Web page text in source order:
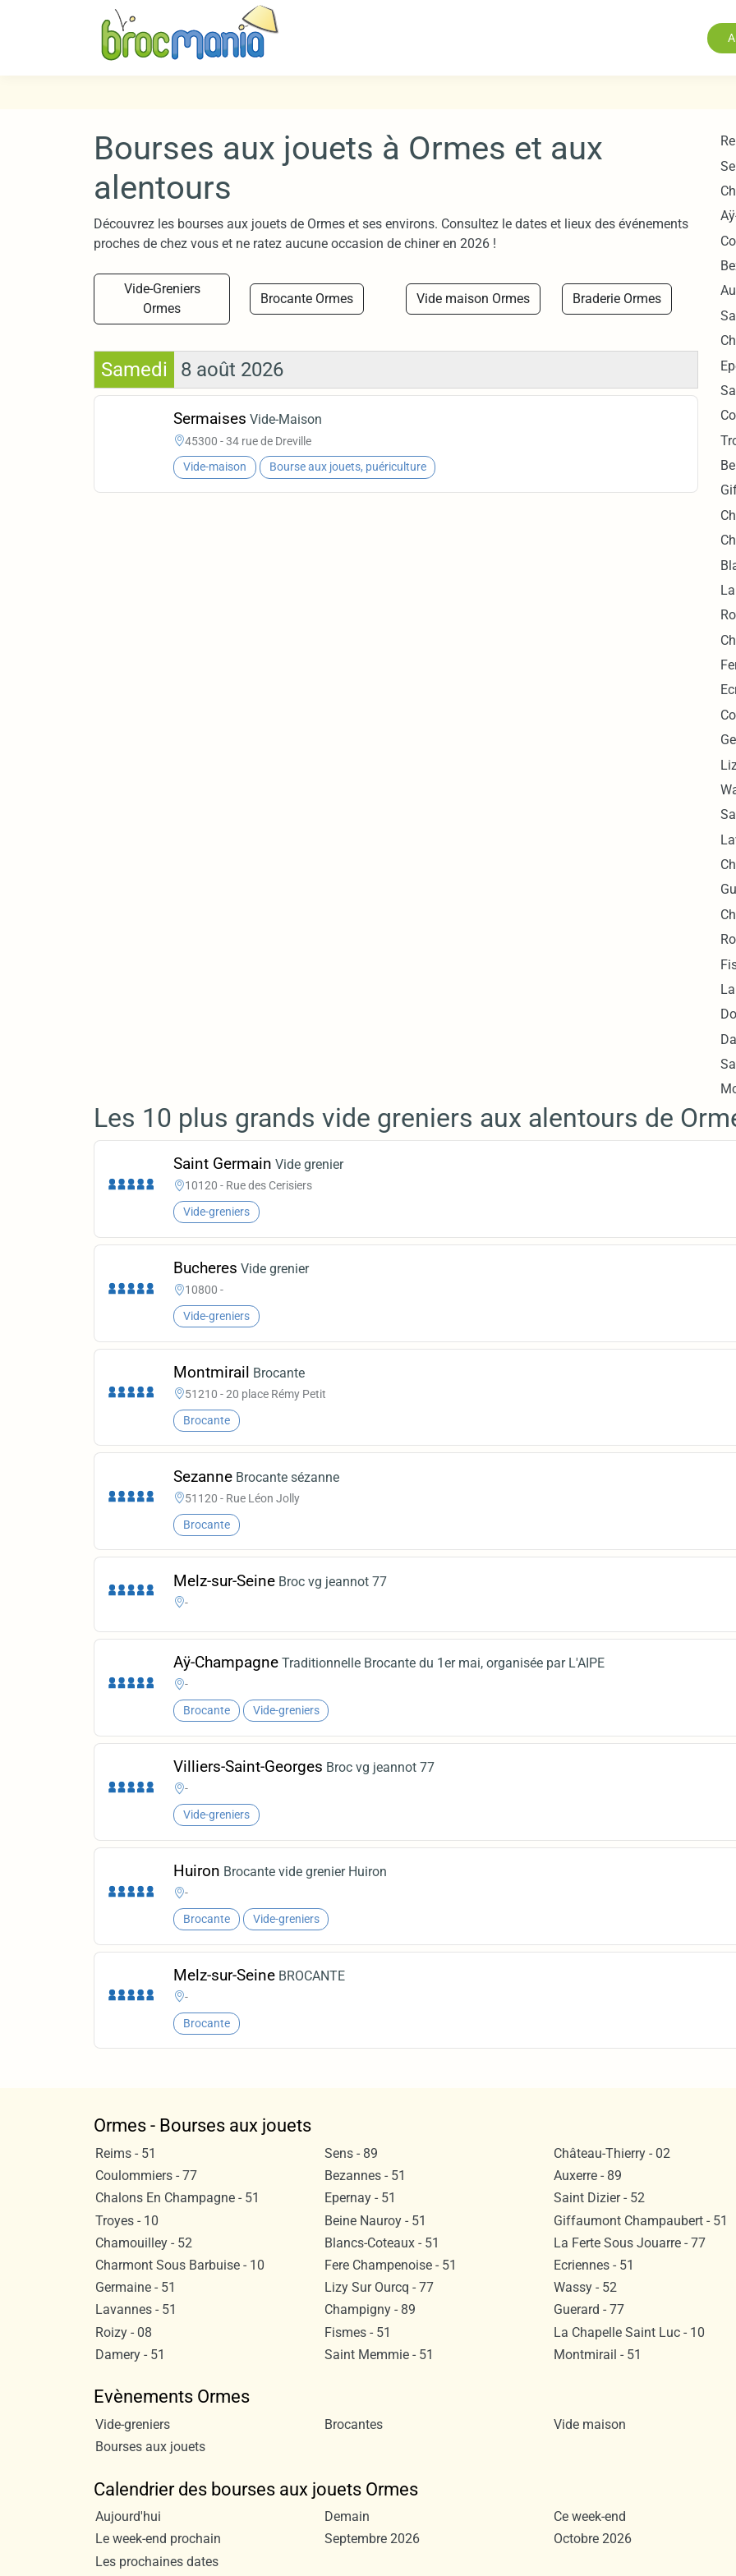
Bourses aux jouets à Ormes et aux
alentours
Découvrez les bourses aux jouets de Ormes et ses environs. Consultez le dates et lieux des événements
proches de chez vous et ne ratez aucune occasion de chiner en 2026 !
Vide-Greniers
Ormes
Brocante Ormes Vide maison Ormes Braderie Ormes
Samedi 8 août 2026
Sermaises Vide-Maison
45300 - 34 rue de Dreville
Vide-maison Bourse aux jouets, puériculture
Les 10 plus grands vide greniers aux alentours de
Saint Germain Vide grenier
10120 - Rue des Cerisiers
Vide-greniers
Bucheres Vide grenier
10800 -
Vide-greniers
Montmirail Brocante
51210 - 20 place Rémy Petit
Brocante
Sezanne Brocante sézanne
51120 - Rue Léon Jolly
Brocante
Melz-sur-Seine Broc vg jeannot 77
-
Aÿ-Champagne Traditionnelle Brocante du 1er mai, organisée par L'AIPE
-
Brocante Vide-greniers
Villiers-Saint-Georges Broc vg jeannot 77
-
Vide-greniers
Huiron Brocante vide grenier Huiron
-
Brocante Vide-greniers
Melz-sur-Seine BROCANTE
-
Brocante
Ormes - Bourses aux jouets
Reims - 51 Sens - 89
Château-Thierry - 02
Coulommiers - 77
Bezannes - 51
Auxerre - 89
Chalons En Champagne - 51
Epernay - 51
Saint Dizier - 52
Troyes - 10
Beine Nauroy - 51
Giffaumont Champaubert - 51
Chamouilley - 52
Blancs-Coteaux - 51
La Ferte Sous Jouarre - 77
Charmont Sous Barbuise - 10
Fere Champenoise - 51
Ecriennes - 51
Germaine - 51
Lizy Sur Ourcq - 77
Wassy - 52
Lavannes - 51
Champigny - 89
Guerard - 77
Roizy - 08
Fismes - 51
La Chapelle Saint Luc - 10
Damery - 51
Saint Memmie - 51 Montmirail - 51
Evènements Ormes
Vide-greniers Brocantes
Vide maison
Bourses aux jouets
Calendrier des bourses aux jouets Ormes
Aujourd'hui Demain
Ce week-end
Le week-end prochain
Septembre 2026
Octobre 2026
Les prochaines dates